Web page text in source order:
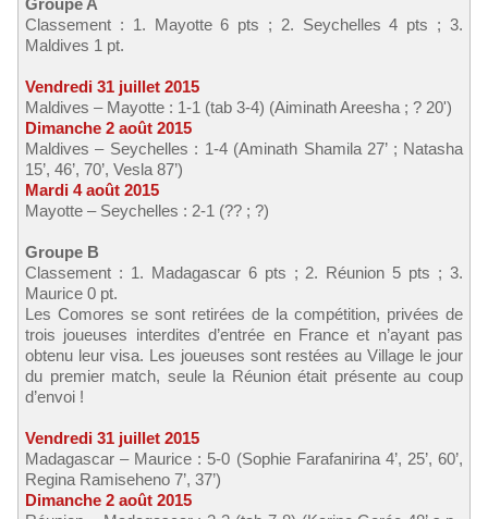
Groupe A
Classement : 1. Mayotte 6 pts ; 2. Seychelles 4 pts ; 3.
Maldives 1 pt.
Vendredi 31 juillet 2015
Maldives – Mayotte : 1-1 (tab 3-4) (Aiminath Areesha ; ? 20')
Dimanche 2 août 2015
Maldives – Seychelles : 1-4 (Aminath Shamila 27’ ; Natasha
15’, 46’, 70’, Vesla 87’)
Mardi 4 août 2015
Mayotte – Seychelles : 2-1 (?? ; ?)
Groupe B
Classement : 1. Madagascar 6 pts ; 2. Réunion 5 pts ; 3.
Maurice 0 pt.
Les Comores se sont retirées de la compétition, privées de
trois joueuses interdites d’entrée en France et n’ayant pas
obtenu leur visa. Les joueuses sont restées au Village le jour
du premier match, seule la Réunion était présente au coup
d’envoi !
Vendredi 31 juillet 2015
Madagascar – Maurice : 5-0 (Sophie Farafanirina 4’, 25’, 60’,
Regina Ramiseheno 7’, 37’)
Dimanche 2 août 2015